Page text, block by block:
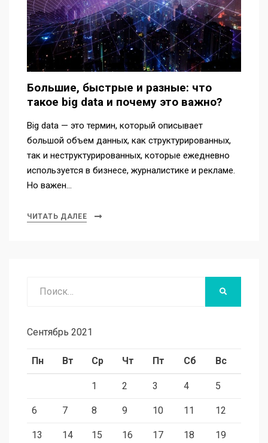
Большие, быстрые и разные: что
такое big data и почему это важно?
Big data — это термин, который описывает
большой объем данных, как структурированных,
так и неструктурированных, которые ежедневно
используется в бизнесе, журналистике и рекламе.
Но важен…
ЧИТАТЬ ДАЛЕЕ
Сентябрь 2021
Пн Вт Ср Чт Пт Сб Вс
1 2 3 4 5
6 7 8 9 10 11 12
13 14 15 16 17 18 19